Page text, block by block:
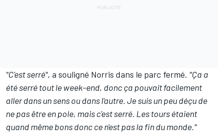
"C'est serré", a souligné Norris dans le parc fermé. "Ça a
été serré tout le week-end, donc ça pouvait facilement
aller dans un sens ou dans l'autre. Je suis un peu déçu de
ne pas être en pole, mais c'est serré. Les tours étaient
quand même bons donc ce n'est pas la fin du monde."